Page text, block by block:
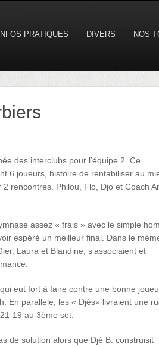
INFOS PRATIQUES DIVERS NOS
des interclubs pour l’équipe 2. Ce
6 joueurs, histoire de rentabiliser au
rencontres. Philou, Flo, Djo et Coach
assez « frais » avec le simple
espéré un meilleur final. Dans le
Laura et Blandine, s’associaient et
eut fort à faire contre une bonne
En parallèle, les « Djés» livraient une
19 au 3ème set.
de solution alors que Djé B. construisit